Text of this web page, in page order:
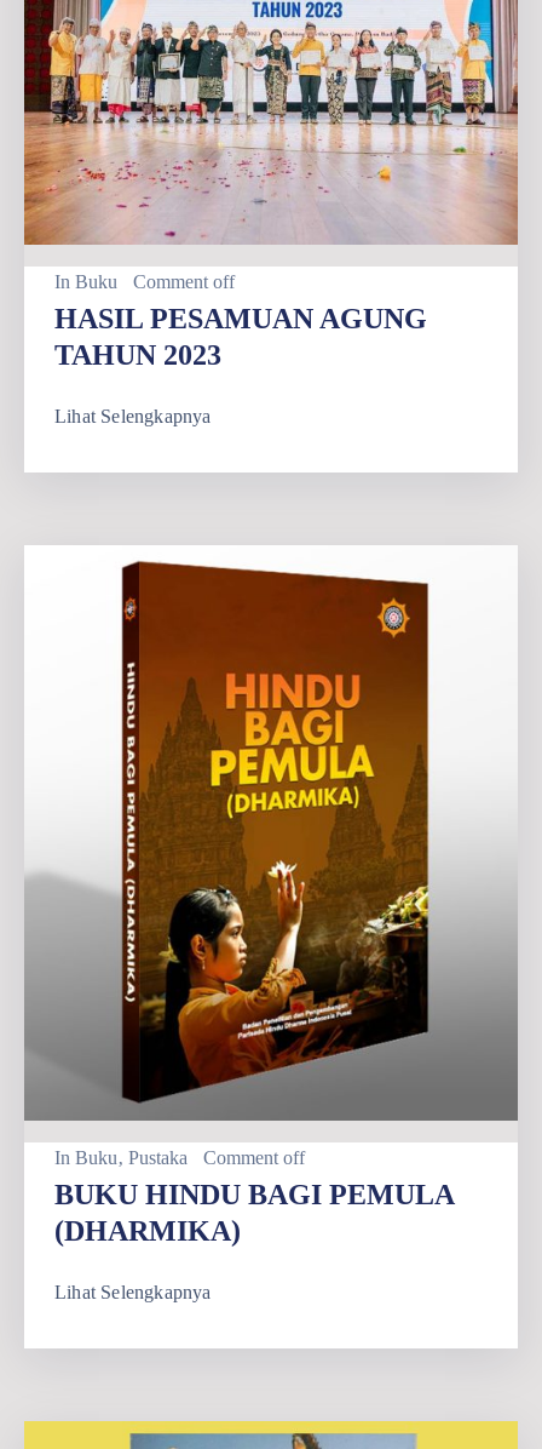
In Buku Comment off
HASIL PESAMUAN AGUNG
TAHUN 2023
Lihat Selengkapnya
In Buku‚ Pustaka Comment off
BUKU HINDU BAGI PEMULA
(DHARMIKA)
Lihat Selengkapnya